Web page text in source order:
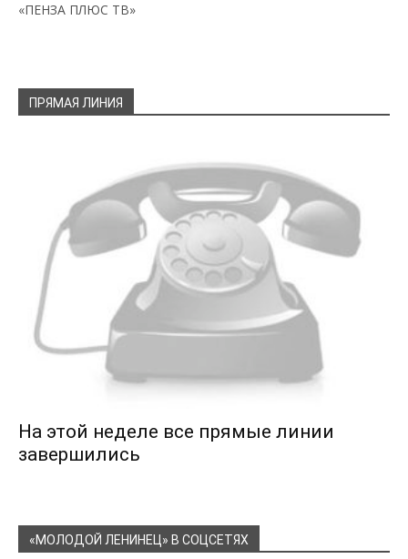
«ПЕНЗА ПЛЮС ТВ»
ПРЯМАЯ ЛИНИЯ
На этой неделе все прямые линии
завершились
«МОЛОДОЙ ЛЕНИНЕЦ» В СОЦСЕТЯХ